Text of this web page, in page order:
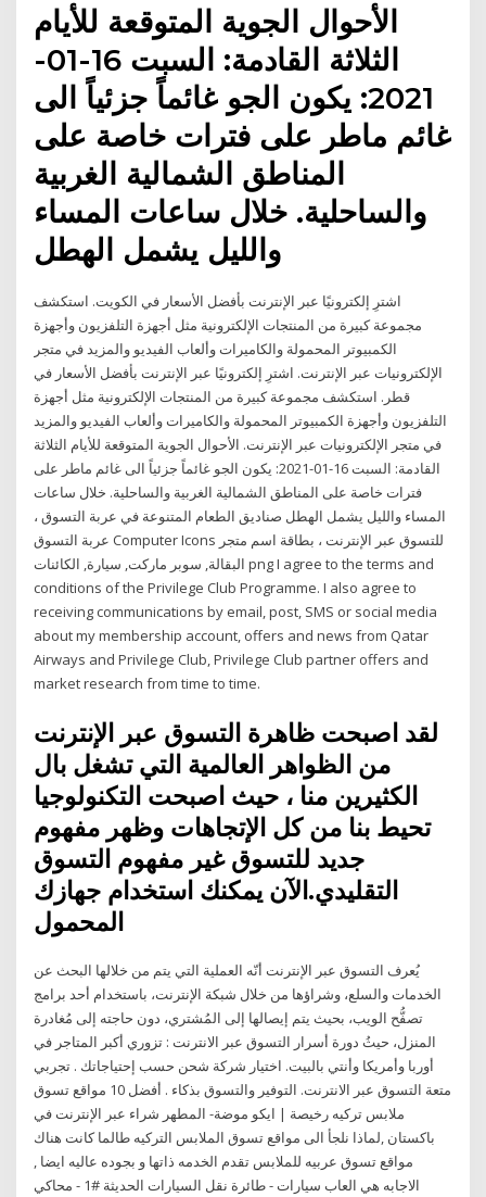
الأحوال الجوية المتوقعة للأيام
الثلاثة القادمة: السبت 16-01-
2021: يكون الجو غائماً جزئياً الى
غائم ماطر على فترات خاصة على
المناطق الشمالية الغربية
والساحلية. خلال ساعات المساء
والليل يشمل الهطل
اشترِ إلكترونيًا عبر الإنترنت بأفضل الأسعار في الكويت. استكشف
مجموعة كبيرة من المنتجات الإلكترونية مثل أجهزة التلفزيون وأجهزة
الكمبيوتر المحمولة والكاميرات وألعاب الفيديو والمزيد في متجر
الإلكترونيات عبر الإنترنت. اشترِ إلكترونيًا عبر الإنترنت بأفضل الأسعار في
قطر. استكشف مجموعة كبيرة من المنتجات الإلكترونية مثل أجهزة
التلفزيون وأجهزة الكمبيوتر المحمولة والكاميرات وألعاب الفيديو والمزيد
في متجر الإلكترونيات عبر الإنترنت. الأحوال الجوية المتوقعة للأيام الثلاثة
القادمة: السبت 16-01-2021: يكون الجو غائماً جزئياً الى غائم ماطر على
فترات خاصة على المناطق الشمالية الغربية والساحلية. خلال ساعات
المساء والليل يشمل الهطل صناديق الطعام المتنوعة في عربة التسوق ،
عربة التسوق Computer Icons للتسوق عبر الإنترنت ، بطاقة اسم متجر
البقالة, سوبر ماركت, سيارة, الكائنات png I agree to the terms and
conditions of the Privilege Club Programme. I also agree to
receiving communications by email, post, SMS or social media
about my membership account, offers and news from Qatar
Airways and Privilege Club, Privilege Club partner offers and
market research from time to time.
لقد اصبحت ظاهرة التسوق عبر الإنترنت
من الظواهر العالمية التي تشغل بال
الكثيرين منا ، حيث اصبحت التكنولوجيا
تحيط بنا من كل الإتجاهات وظهر مفهوم
جديد للتسوق غير مفهوم التسوق
التقليدي.الآن يمكنك استخدام جهازك
المحمول
يُعرف التسوق عبر الإنترنت أنّه العملية التي يتم من خلالها البحث عن
الخدمات والسلع، وشراؤها من خلال شبكة الإنترنت، باستخدام أحد برامج
تصفُّح الويب، بحيث يتم إيصالها إلى المُشتري، دون حاجته إلى مُغادرة
المنزل، حيثُ دورة أسرار التسوق عبر الانترنت : تزوري أكبر المتاجر في
أوربا وأمريكا وأنتي بالبيت. اختيار شركة شحن حسب إحتياجاتك . تجربي
متعة التسوق عبر الانترنت. التوفير والتسوق بذكاء . أفضل 10 مواقع تسوق
ملابس تركيه رخيصة | ايكو موضة- المطهر شراء عبر الإنترنت في
باكستان ,لماذا نلجأ الى مواقع تسوق الملابس التركيه طالما كانت هناك
مواقع تسوق عربيه للملابس تقدم الخدمه ذاتها و بجوده عاليه ايضا ,
الاجابه هي العاب سيارات - طائرة نقل السيارات الحديثة #1 - محاكي